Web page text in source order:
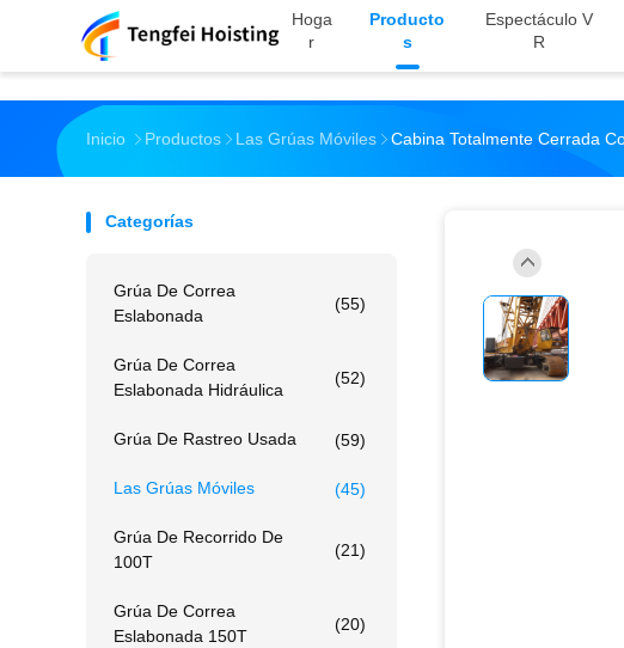
Hoga
R
Producto
S
Espectáculo V
R
Inicio Productos Las Grúas Móviles Cabina Totalmente Cerrada
Categorías
Grúa De Correa
Eslabonada
(55)
Grúa De Correa
Eslabonada Hidráulica
(52)
Grúa De Rastreo Usada (59)
Las Grúas Móviles (45)
Grúa De Recorrido De
100T
(21)
Grúa De Correa
Eslabonada 150T
(20)